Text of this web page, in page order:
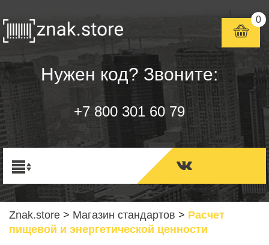
Нужен код? Звоните:
+7 800 301 60 79
0
Znak.store > Магазин стандартов > Расчет
пищевой и энергетической ценности